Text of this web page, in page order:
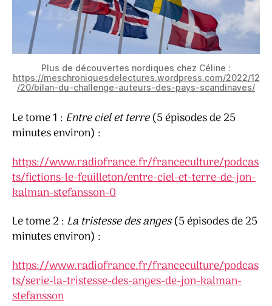
Plus de découvertes nordiques chez Céline :
https://meschroniquesdelectures.wordpress.com/2022/12
/20/bilan-du-challenge-auteurs-des-pays-scandinaves/
Le tome 1 : Entre ciel et terre(5 épisodes de 25
minutes environ) :
https://www.radiofrance.fr/franceculture/podcas
ts/fictions-le-feuilleton/entre-ciel-et-terre-de-jon-
kalman-stefansson-0
Le tome 2 : La tristesse des anges(5 épisodes de 25
minutes environ) :
https://www.radiofrance.fr/franceculture/podcas
ts/serie-la-tristesse-des-anges-de-jon-kalman-
stefansson